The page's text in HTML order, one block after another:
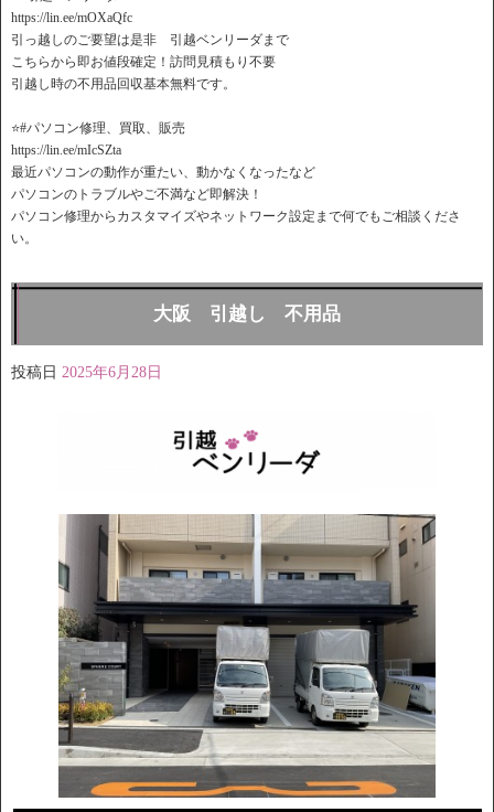
https://lin.ee/mOXaQfc
引っ越しのご要望は是非 引越ベンリーダまで
こちらから即お値段確定！訪問見積もり不要
引越し時の不用品回収基本無料です。
⭐️#パソコン修理、買取、販売
https://lin.ee/mIcSZta
最近パソコンの動作が重たい、動かなくなったなど
パソコンのトラブルやご不満など即解決！
パソコン修理からカスタマイズやネットワーク設定まで何でもご相談くださ
い。
大阪 引越し 不用品
投稿日 2025年6月28日